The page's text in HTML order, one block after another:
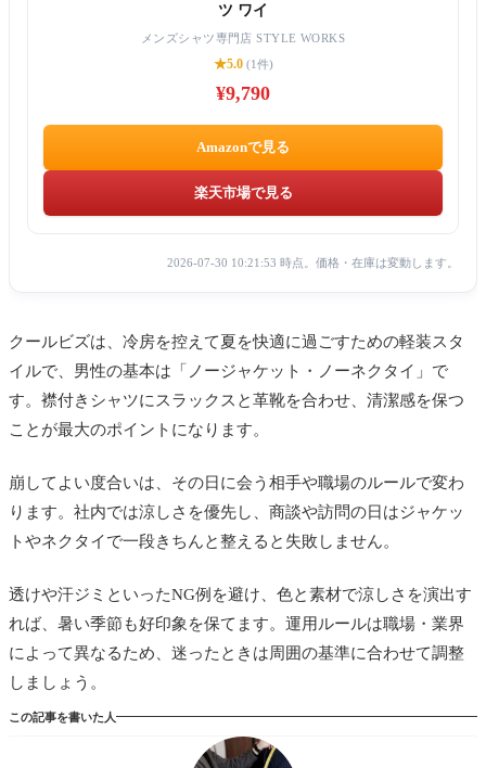
ツ ワイ
メンズシャツ専門店 STYLE WORKS
★5.0 (1件)
¥9,790
Amazonで見る
楽天市場で見る
2026-07-30 10:21:53 時点。価格・在庫は変動します。
クールビズは、冷房を控えて夏を快適に過ごすための軽装スタ
イルで、男性の基本は「ノージャケット・ノーネクタイ」で
す。襟付きシャツにスラックスと革靴を合わせ、清潔感を保つ
ことが最大のポイントになります。
崩してよい度合いは、その日に会う相手や職場のルールで変わ
ります。社内では涼しさを優先し、商談や訪問の日はジャケッ
トやネクタイで一段きちんと整えると失敗しません。
透けや汗ジミといったNG例を避け、色と素材で涼しさを演出す
れば、暑い季節も好印象を保てます。運用ルールは職場・業界
によって異なるため、迷ったときは周囲の基準に合わせて調整
しましょう。
この記事を書いた人